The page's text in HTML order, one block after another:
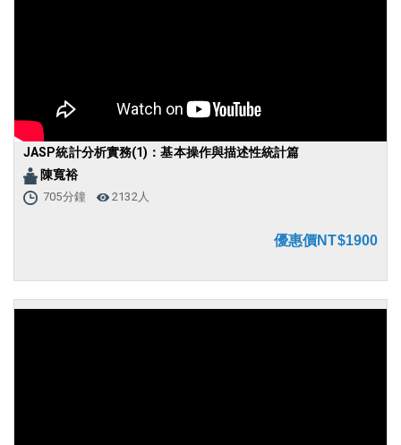
JASP統計分析實務(1)：基本操作與描述性統計篇
陳寬裕
705分鐘 2132人
優惠價NT$1900